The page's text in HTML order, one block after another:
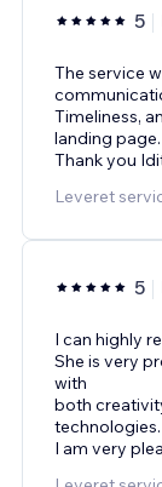
5
The service
Timeliness,
landing page.
Thank you
Leveret
5
I can highly
She is very
with
both
technologies.
I am very